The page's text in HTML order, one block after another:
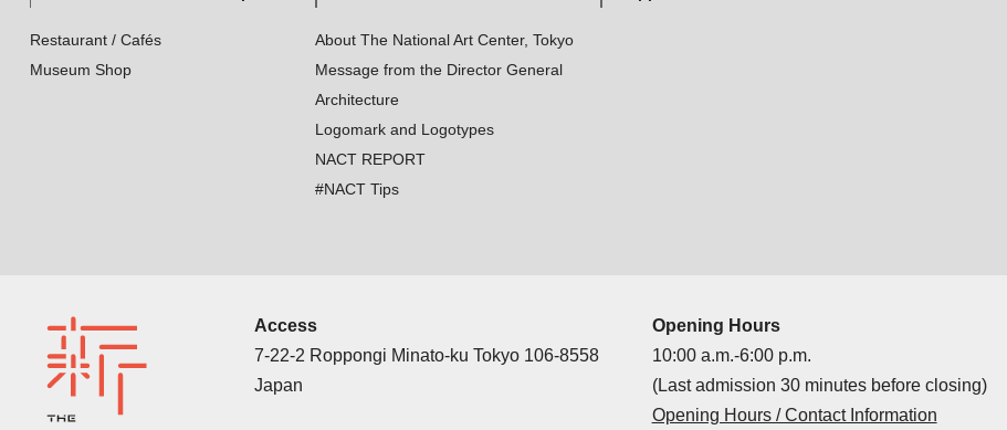
Restaurant / Cafés
Museum Shop
About The National Art Center, Tokyo
Message from the Director General
Architecture
Logomark and Logotypes
NACT REPORT
#NACT Tips
Access
7-22-2 Roppongi Minato-ku Tokyo 106-8558
Japan
Opening Hours
10:00 a.m.-6:00 p.m.
(Last admission 30 minutes before closing)
Opening Hours / Contact Information